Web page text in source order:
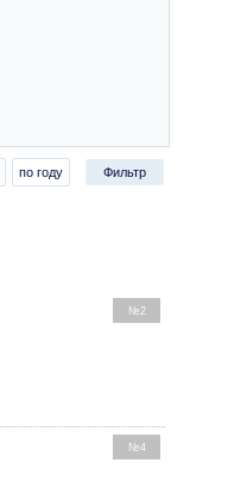
по году Фильтр
№2
№4